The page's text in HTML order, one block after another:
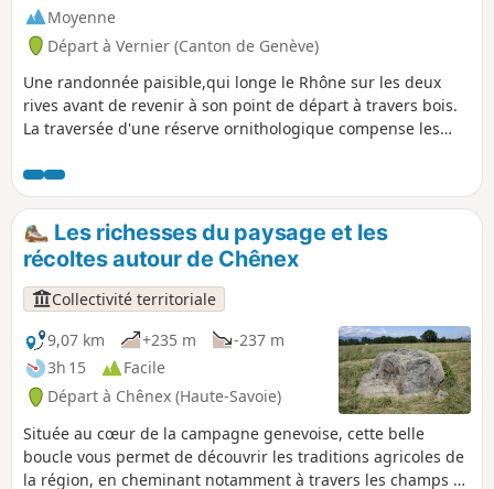
Moyenne
Départ à Vernier (Canton de Genève)
Une randonnée paisible,qui longe le Rhône sur les deux
rives avant de revenir à son point de départ à travers bois.
La traversée d'une réserve ornithologique compense les
sentiers forestiers peuvent être un peu boueux, donc
glissants en automne et en hiver. Une partie du parcours en
forêt dans les Bois du Château est mal balisée mais aucune
crainte, il est difficile de se perdre .
Les richesses du paysage et les
récoltes autour de Chênex
Collectivité territoriale
9,07 km
+235 m
-237 m
3h 15
Facile
Départ à Chênex (Haute-Savoie)
Située au cœur de la campagne genevoise, cette belle
boucle vous permet de découvrir les traditions agricoles de
la région, en cheminant notamment à travers les champs et